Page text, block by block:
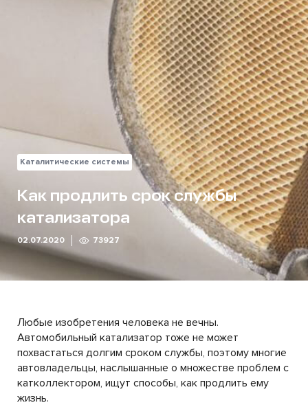
Каталитические системы
Как продлить срок службы
катализатора
02.07.2020 73927
Любые изобретения человека не вечны.
Автомобильный катализатор тоже не может
похвастаться долгим сроком службы, поэтому многие
автовладельцы, наслышанные о множестве проблем с
катколлектором, ищут способы, как продлить ему
жизнь.